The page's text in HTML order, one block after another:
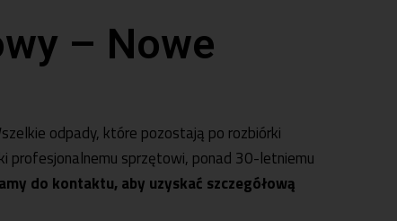
– Nowe
odpady, które pozostają po rozbiórki
profesjonalnemu sprzętowi, ponad 30-letniemu
do kontaktu, aby uzyskać szczegółową